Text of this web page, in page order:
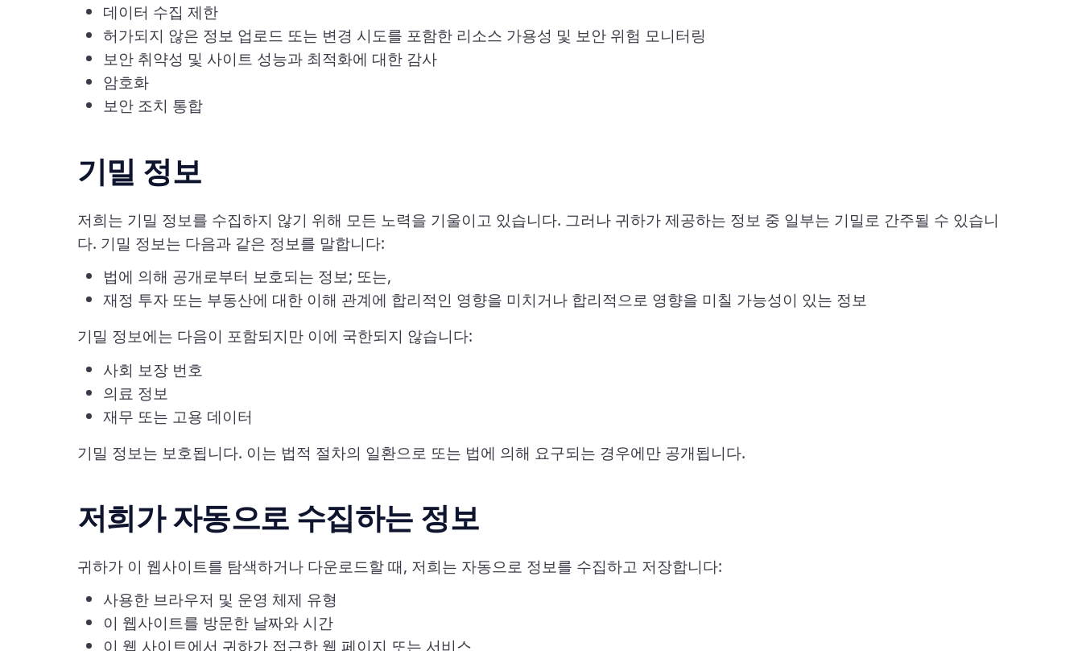
데이터 수집 제한
허가되지 않은 정보 업로드 또는 변경 시도를 포함한 리소스 가용성 및 보안 위험 모니터링
보안 취약성 및 사이트 성능과 최적화에 대한 감사
암호화
보안 조치 통합
기밀 정보
저희는 기밀 정보를 수집하지 않기 위해 모든 노력을 기울이고 있습니다. 그러나 귀하가 제공하는 정보 중 일부는 기밀로 간주될 수 있습니
다. 기밀 정보는 다음과 같은 정보를 말합니다:
법에 의해 공개로부터 보호되는 정보; 또는,
재정 투자 또는 부동산에 대한 이해 관계에 합리적인 영향을 미치거나 합리적으로 영향을 미칠 가능성이 있는 정보
기밀 정보에는 다음이 포함되지만 이에 국한되지 않습니다:
사회 보장 번호
의료 정보
재무 또는 고용 데이터
기밀 정보는 보호됩니다. 이는 법적 절차의 일환으로 또는 법에 의해 요구되는 경우에만 공개됩니다.
저희가 자동으로 수집하는 정보
귀하가 이 웹사이트를 탐색하거나 다운로드할 때, 저희는 자동으로 정보를 수집하고 저장합니다:
사용한 브라우저 및 운영 체제 유형
이 웹사이트를 방문한 날짜와 시간
이 웹 사이트에서 귀하가 접근한 웹 페이지 또는 서비스